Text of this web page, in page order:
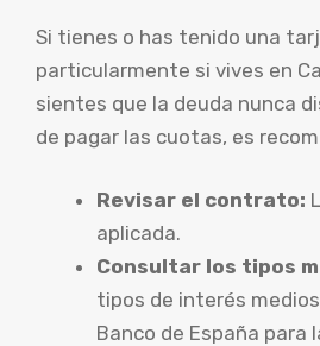
Si tienes o has tenido una
particularmente si vives en
sientes que la deuda nunca
de pagar las cuotas, es
Revisar el contrato:
aplicada.
Consultar los tipos
tipos de interés
Banco de España para